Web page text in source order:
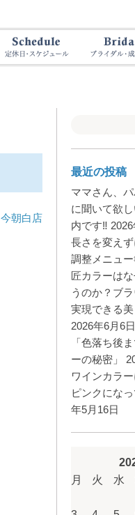
今朝白店
最近の投稿
ママさん、
に聞いて欲
内です‼️
長さを変え
調整メニュ
匠カラーは
うのか？ブ
実現できる
2026年6月6日
「色落ち後
ーの秘密」
ワインカラ
ピンクにな
年5月16日
月
火 水